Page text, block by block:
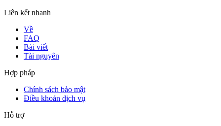
Liên kết nhanh
Về
FAQ
Bài viết
Tài nguyên
Hợp pháp
Chính sách bảo mật
Điều khoản dịch vụ
Hỗ trợ